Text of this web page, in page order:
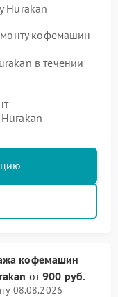
Hurakan
кофемашин
в течении
кофемашин
от900 руб.
08.08.2026